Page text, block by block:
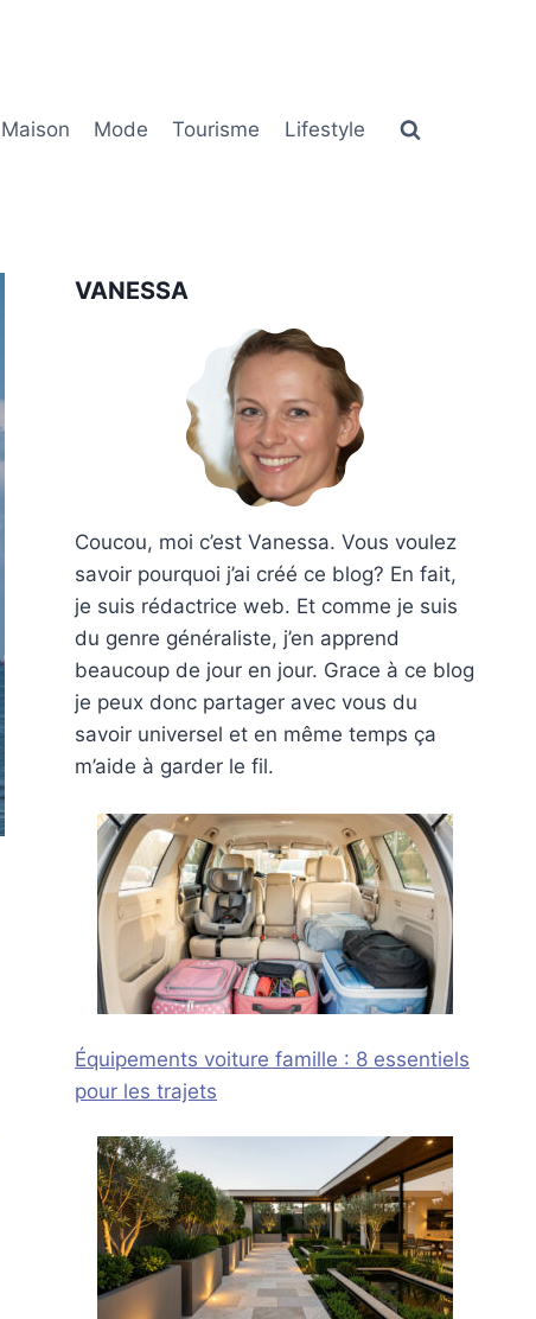
Maison Mode Tourisme Lifestyle
VANESSA
Coucou, moi c’est Vanessa. Vous voulez
savoir pourquoi j’ai créé ce blog? En fait,
je suis rédactrice web. Et comme je suis
du genre généraliste, j’en apprend
beaucoup de jour en jour. Grace à ce blog
je peux donc partager avec vous du
savoir universel et en même temps ça
m’aide à garder le fil.
Équipements voiture famille : 8 essentiels
pour les trajets